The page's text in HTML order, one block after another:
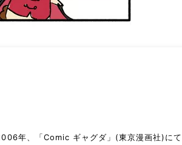
年、「Comic ギャグダ」(東京漫画社)にて